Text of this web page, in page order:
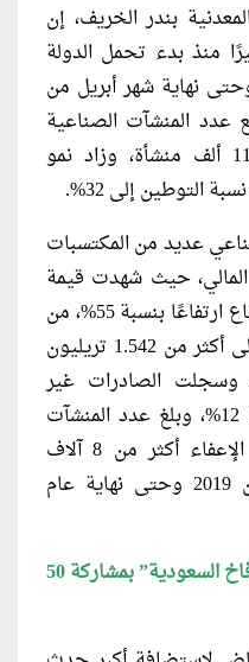
بندر الخريف، إن
منذ بدء تحمل الدولة
المالي في عام 2019، وحتى نهاية شهر أبريل من
حيث ارتفع عدد المنشآت الصناعية
من 8.8 آلاف مصنع، إلى 11.8 ألف منشأة، وزاد نمو
عديد من المكتسبات
المالي، حيث شهدت قيمة
الاستثمارات الإجمالية في القطاع ارتفاعًا بنسبة 55%، من
992 مليار ريال في عام 2019، إلى أكثر من 1.542 تريليون
وسجلت الصادرات غير
النفطية زيادة ملحوظة بنسبة 12%، وبلغ عدد المنشآت
الصناعية التي استفادت من الإعفاء أكثر من 8 آلاف
منشأة، وذلك خلال الفترة من 2019 وحتى نهاية عام
الرياض تستضيف معرض “بيوفاخ السعودية” بمشاركة 50